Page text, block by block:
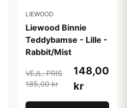
LIEWOOD
Liewood Binnie
Teddybamse - Lille -
Rabbit/Mist
VEJL. PRIS
185,00 kr
148,00
kr